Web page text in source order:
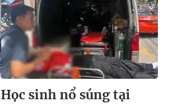
Học sinh nổ súng tại